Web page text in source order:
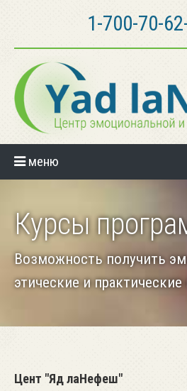
1-700-70-
меню
Курсы
Возможность получить
этические и
Цент "Яд лаНефеш"